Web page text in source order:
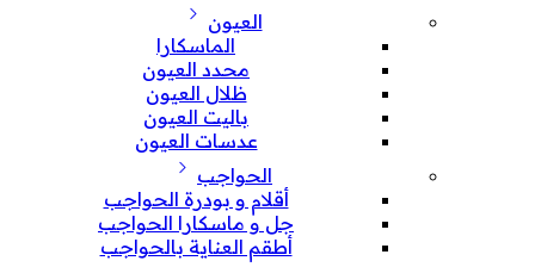
العيون
الماسكارا
محدد العيون
ظلال العيون
باليت العيون
عدسات العيون
الحواجب
أقلام و بودرة الحواجب
جل و ماسكارا الحواجب
أطقم العناية بالحواجب